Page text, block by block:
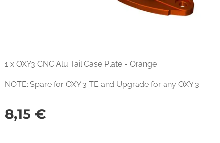
1 x OXY3 CNC Alu Tail Case Plate - Orange
NOTE: Spare for OXY 3 TE and Upgrade for any OXY 3
8,15 €